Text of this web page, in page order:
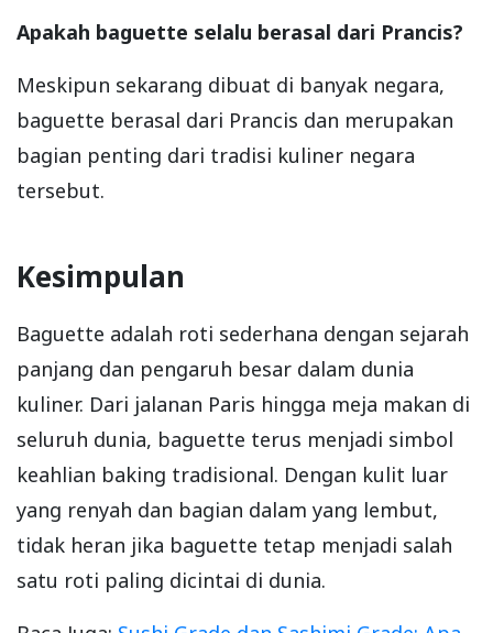
Apakah baguette selalu berasal dari Prancis?
Meskipun sekarang dibuat di banyak negara,
baguette berasal dari Prancis dan merupakan
bagian penting dari tradisi kuliner negara
tersebut.
Kesimpulan
Baguette adalah roti sederhana dengan sejarah
panjang dan pengaruh besar dalam dunia
kuliner. Dari jalanan Paris hingga meja makan di
seluruh dunia, baguette terus menjadi simbol
keahlian baking tradisional. Dengan kulit luar
yang renyah dan bagian dalam yang lembut,
tidak heran jika baguette tetap menjadi salah
satu roti paling dicintai di dunia.